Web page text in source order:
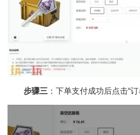
步骤三 ：下单支付成功后点击“